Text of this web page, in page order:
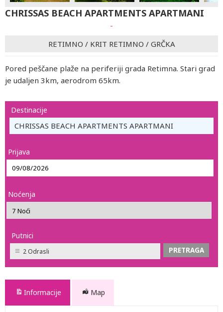
CHRISSAS BEACH APARTMENTS APARTMANI
-
RETIMNO / KRIT RETIMNO / GRČKA
Pored peščane plaže na periferiji grada Retimna. Stari grad
je udaljen 3km, aerodrom 65km.
Destinacije
CHRISSAS BEACH APARTMENTS APARTMANI
Prijava
Noćenja
Putnici
2 Odrasli
Informacije Map